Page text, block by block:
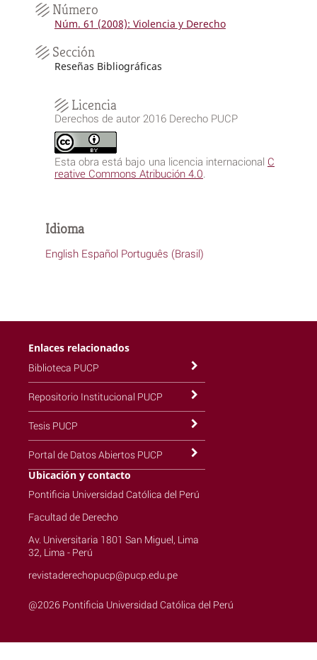
Número
Núm. 61 (2008): Violencia y Derecho
Sección
Reseñas Bibliográficas
Licencia
Derechos de autor 2016 Derecho PUCP
Esta obra está bajo una licencia internacional C
reative Commons Atribución 4.0.
Idioma
English Español Português (Brasil)
Enlaces relacionados
Biblioteca PUCP
Repositorio Institucional PUCP
Tesis PUCP
Portal de Datos Abiertos PUCP
Ubicación y contacto
Pontificia Universidad Católica del Perú
Facultad de Derecho
Av. Universitaria 1801 San Miguel, Lima
32, Lima - Perú
revistaderechopucp@pucp.edu.pe
@2026 Pontificia Universidad Católica del Perú